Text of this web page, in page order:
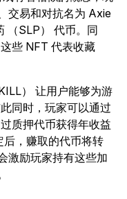
交易和对抗名为 Axie
（SLP） 代币。同
些 NFT 代表收藏
） 让用户能够为游
同时，玩家可以通过
质押代币获得年收益
，赚取的代币将转
激励玩家持有这些加